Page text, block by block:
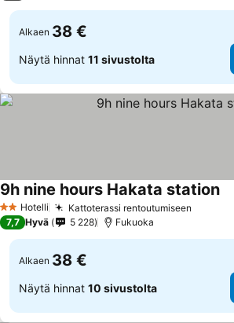
Alkaen 38 €
Näytä hinnat 11 sivustolta
2 Tähtiluokitus
Hotelli Kattoterassi rentoutumiseen
9h nine hours Hakata station
7,7 Hyvä 5 228 Fukuoka
Alkaen 38 €
Näytä hinnat 10 sivustolta